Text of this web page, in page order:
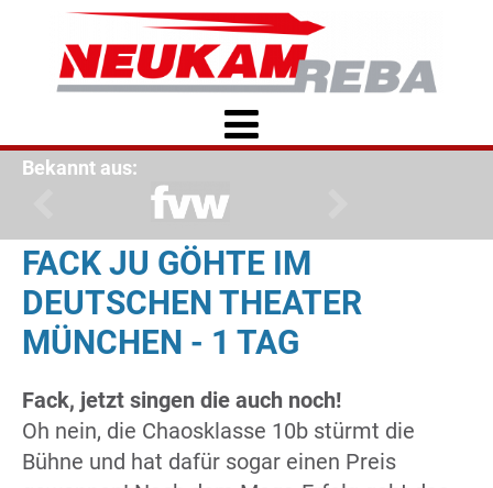
Bekannt aus:
FACK JU GÖHTE IM
DEUTSCHEN THEATER
MÜNCHEN - 1 TAG
Fack, jetzt singen die auch noch!
Oh nein, die Chaosklasse 10b stürmt die
Bühne und hat dafür sogar einen Preis